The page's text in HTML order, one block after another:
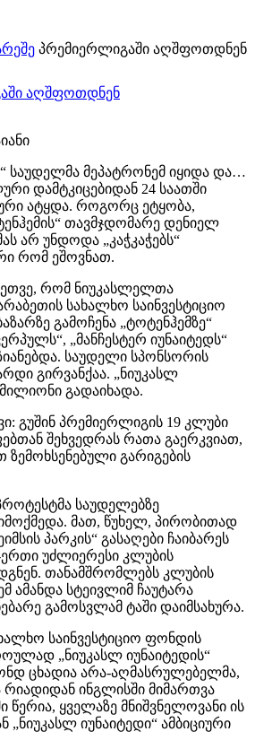
პრემიერლიგაში აღშფოთდნენ
საუდელმა მეპატრონემ იყიდა და…
დამტკიცებიდან 24 საათში
ატყდა. როგორც ეტყობა,
თავმჯდომარე დენიელ
არ უნდოდა „კაჭკაჭებს“
რომ ეშოვნათ.
რომ ნიუკასლელთა
სახალხო საინვესტიციო
გამოჩენა „ტოტენჰემზე“
„მანჩესტერ იუნაიტედს“
საუდელი სპონსორის
გირვანქაა. „ნიუკასლ
მილიონი გადაიხადა.
გუშინ პრემიერლიგის 19 კლუბი
შეხვედრას რათა გაერკვიათ,
გარიგების
საუდელებზე
მათ, წუხელ, პირობითად
პარკის“ გასაღები ჩაიბარეს
უძლიერესი კლუბის
თანამშრომლებს კლუბის
ამანდა სტეივლიმ ჩაუტარა
გამოსვლამ ტაში დაიმსახურა.
საინვესტიციო ფონდის
„ნიუკასლ იუნაიტედის“
ცხადია არა-აღმასრულებელმა,
რიადიდან ინგლისში მიმართვა
წერია, ყველაზე მნიშვნელოვანი ის
„ნიუკასლ იუნაიტედი“ ამბიციური